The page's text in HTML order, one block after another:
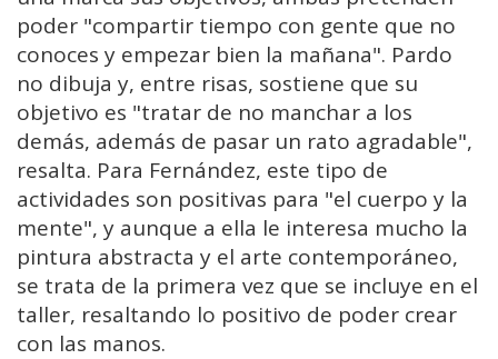
poder "compartir tiempo con gente que no
conoces y empezar bien la mañana". Pardo
no dibuja y, entre risas, sostiene que su
objetivo es "tratar de no manchar a los
demás, además de pasar un rato agradable",
resalta. Para Fernández, este tipo de
actividades son positivas para "el cuerpo y la
mente", y aunque a ella le interesa mucho la
pintura abstracta y el arte contemporáneo,
se trata de la primera vez que se incluye en el
taller, resaltando lo positivo de poder crear
con las manos.